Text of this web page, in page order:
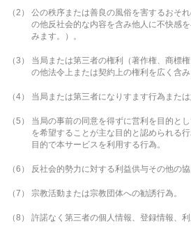
（2）
公の秩序または善良の風俗を害するおそ
の他反社会的な内容を含み他人に不快感
みます。）。
（3）
当局または第三者の権利（著作権、商標
の他法令上または契約上の権利を広く含
（4） 当局または第三者になりすます行為また
（5）
当局の事前の同意を得ずに営利を目的と
を希望することが主な目的と認められる
目的で本サービスを利用する行為。
（6） 反社会的勢力に対する利益供与その他の協
（7） 宗教活動または宗教団体への勧誘行為。
（8） 許諾なく第三者の個人情報、登録情報、